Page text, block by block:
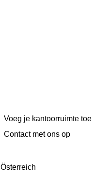
Voeg je kantoorruimte toe
Сontact met ons op
Österreich